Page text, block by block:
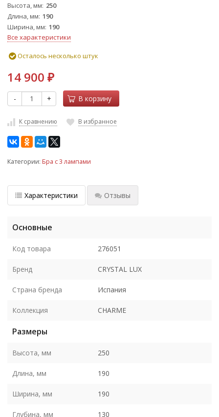
Высота, мм 250
Длина, мм 190
Ширина, мм 190
Все характеристики
Осталось несколько штук
14 900 ₽
- + В корзину
К сравнению В избранное
Категории: Бра с 3 лампами
Характеристики Отзывы
Основные
Код товара 276051
Бренд CRYSTAL LUX
Страна бренда Испания
Коллекция CHARME
Размеры
Высота, мм 250
Длина, мм 190
Ширина, мм 190
Глубина, мм 130